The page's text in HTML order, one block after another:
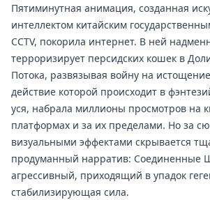
Пятиминутная анимация, созданная
интеллектом китайским
CCTV, покорила интернет. В ней
терроризирует персидских кошек в
Потока, развязывая войну на
действие которой происходит в
уся, набрала миллионы просмотров на
платформах и за их пределами. Но за
визуальными эффектами скрывается
продуманный нарратив: Соединенные
агрессивный, приходящий в упадок
стабилизирующая сила.